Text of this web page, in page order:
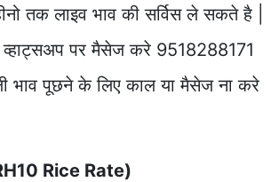
तक लाइव भाव की सर्विस ले सकते है |
व्हाट्सअप पर मैसेज करे 9518288171
भाव पूछने के लिए काल या मैसेज ना करे
Rice Rate)